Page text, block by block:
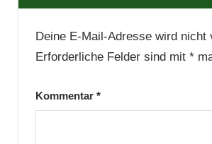
Deine E-Mail-Adresse wird nicht
Erforderliche Felder sind mit *
Kommentar *